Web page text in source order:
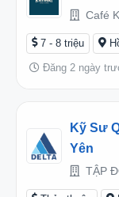
Café
7 - 8 triệu
Đăng 2 ngày
Kỹ Sư
Yên
TẬP